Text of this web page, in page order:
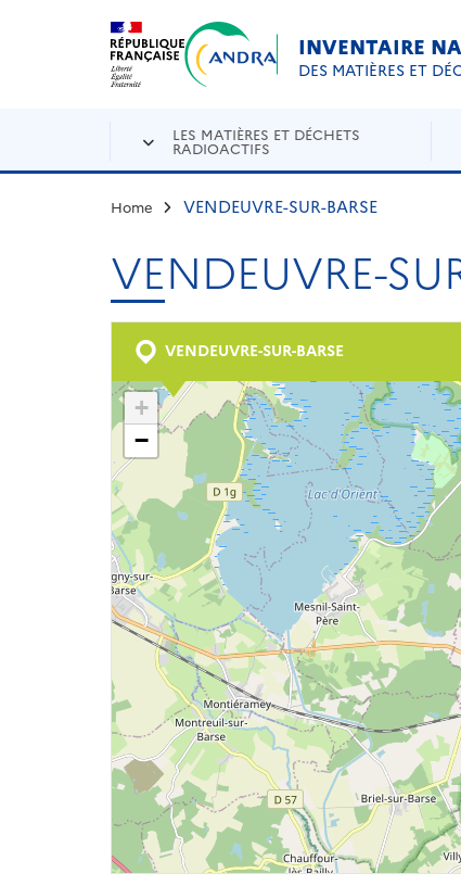
Aller au contenu principal
INVENTAIRE
DES MATIÈRES ET
LES MATIÈRES ET DÉCHETS
RADIOACTIFS
Home VENDEUVRE-SUR-BARSE
VENDEUVRE-
VENDEUVRE-SUR-BARSE
+
−